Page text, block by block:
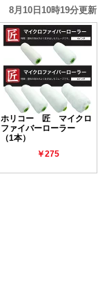
8月10日10時19分更新
ホリコー 匠 マイクロ
ファイバーローラー
（1本）
￥275